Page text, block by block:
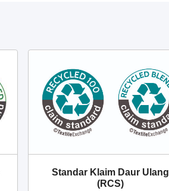
Standar Klaim Daur Ulang
(RCS)